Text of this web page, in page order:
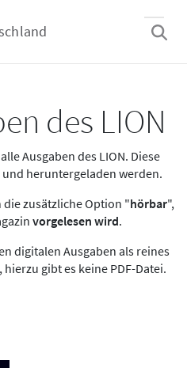
des LION
Ausgaben des LION. Diese
und heruntergeladen werden.
die zusätzliche Option "hörbar",
vorgelesen wird.
digitalen Ausgaben als reines
gibt es keine PDF-Datei.